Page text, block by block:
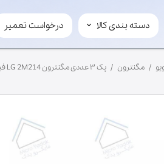
دسته بندی کالا
های ولتاژ
جانبی مایکروفر
ترانس
درخواست تعمیر
مگنترون پک ۳ عددی مگنترون LG 2M214 فیش بغل پایه سولاردوم گلدیران